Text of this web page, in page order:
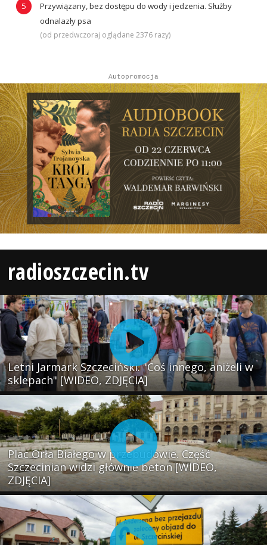
Przywiązany, bez dostępu do wody i jedzenia. Służby
odnalazły psa
(od przedwczoraj oglądane 2376 razy)
Autopromocja
radioszczecin.tv
Letni Jarmark Szczeciński. "Coś innego, aniżeli w
sklepach" [WIDEO, ZDJĘCIA]
Plac Orła Białego w przebudowie. Część
Szczecinian widzi głównie beton [WIDEO,
ZDJĘCIA]